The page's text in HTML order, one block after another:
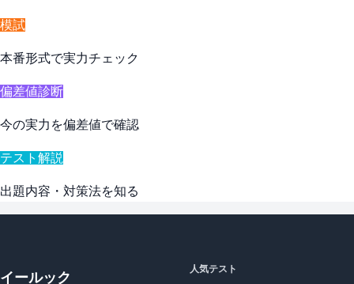
模試
本番形式で実力チェック
偏差値診断
今の実力を偏差値で確認
テスト解説
出題内容・対策法を知る
イールック
人気テスト